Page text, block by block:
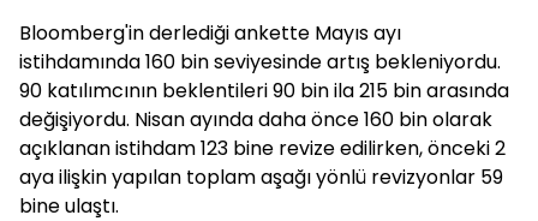
Bloomberg'in derlediği ankette Mayıs ayı
istihdamında 160 bin seviyesinde artış bekleniyordu.
90 katılımcının beklentileri 90 bin ila 215 bin arasında
değişiyordu. Nisan ayında daha önce 160 bin olarak
açıklanan istihdam 123 bine revize edilirken, önceki 2
aya ilişkin yapılan toplam aşağı yönlü revizyonlar 59
bine ulaştı.